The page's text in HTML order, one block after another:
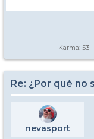
Karma: 53
Re: ¿Por qué no
nevasport